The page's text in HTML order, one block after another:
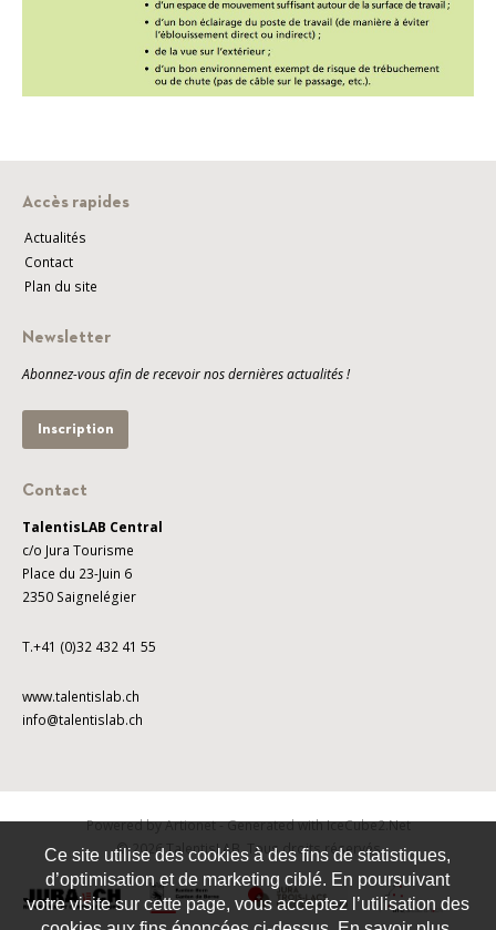
Accès rapides
Actualités
Contact
Plan du site
Newsletter
Abonnez-vous afin de recevoir nos dernières actualités !
Inscription
Contact
TalentisLAB Central
c/o Jura Tourisme
Place du 23-Juin 6
2350 Saignelégier
T.+41 (0)32 432 41 55
www.talentislab.ch
info@talentislab.ch
Powered by Artionet-Generated with IceCube2.Net
© 2026 TalentisLAB. Tous droits réservés
Ce site utilise des cookies à des fins de statistiques,
d’optimisation et de marketing ciblé. En poursuivant
votre visite sur cette page, vous acceptez l’utilisation des